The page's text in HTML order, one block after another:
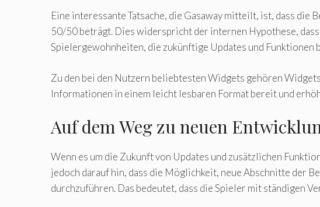
Eine interessante Tatsache, die Gasaway mitteilt, ist, dass
50/50 beträgt. Dies widerspricht der internen Hypothese,
Spielergewohnheiten, die zukünftige Updates und Funktionen
Zu den bei den Nutzern beliebtesten Widgets gehören
Informationen in einem leicht lesbaren Format bereit und
Auf dem Weg zu neuen
Wenn es um die Zukunft von Updates und zusätzlichen
jedoch darauf hin, dass die Möglichkeit, neue Abschnitte der
durchzuführen. Das bedeutet, dass die Spieler mit ständigen